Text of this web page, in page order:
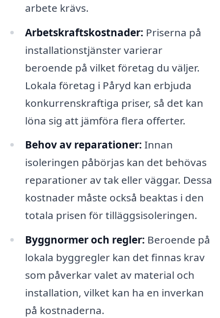
arbete krävs.
Arbetskraftskostnader: Priserna på
installationstjänster varierar
beroende på vilket företag du väljer.
Lokala företag i Påryd kan erbjuda
konkurrenskraftiga priser, så det kan
löna sig att jämföra flera offerter.
Behov av reparationer: Innan
isoleringen påbörjas kan det behövas
reparationer av tak eller väggar. Dessa
kostnader måste också beaktas i den
totala prisen för tilläggsisoleringen.
Byggnormer och regler: Beroende på
lokala byggregler kan det finnas krav
som påverkar valet av material och
installation, vilket kan ha en inverkan
på kostnaderna.